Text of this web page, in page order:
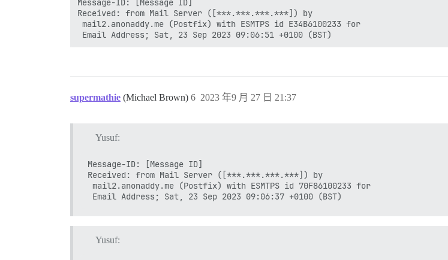
Message-ID: [Message ID]
Received: from Mail Server ([***.***.***.***]) by
mail2.anonaddy.me (Postfix) with ESMTPS id E34B6100233 for
supermathie (Michael Brown) 2023 年9 月 27 日 21:37
6
Yusuf:
Message-ID: [Message ID]
Received: from Mail Server ([***.***.***.***]) by
mail2.anonaddy.me (Postfix) with ESMTPS id 70F86100233 for
Yusuf: